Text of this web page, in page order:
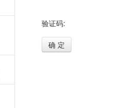
验证码:
确 定